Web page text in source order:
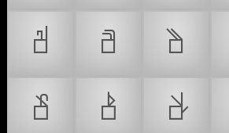
𝠗
𝠘 𝠙
𝠜
𝠝 𝠞